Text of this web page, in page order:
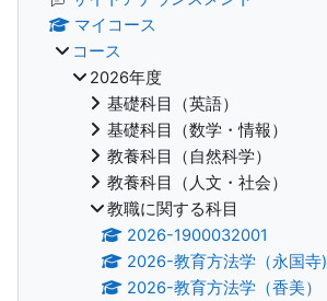
マイコース
コース
2026年度
基礎科目（英語）
基礎科目（数学・情報）
教養科目（自然科学）
教養科目（人文・社会）
教職に関する科目
2026-1900032001
2026-教育方法学（永国寺)
2026-教育方法学（香美）